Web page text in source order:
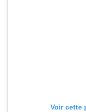
Voir cette